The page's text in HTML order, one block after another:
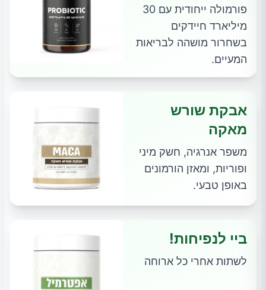
פורמולה ייחודית עם 30
מיליארד חיידקים
בשחרור מושהה לבריאות
המעיים.
אבקת שורש
מאקה
משפר אנרגיה, חשק מיני
ופוריות, ומאזן הורמונים
באופן טבעי.
ביי לנפיחות!
לשתות אחרי כל ארוחה